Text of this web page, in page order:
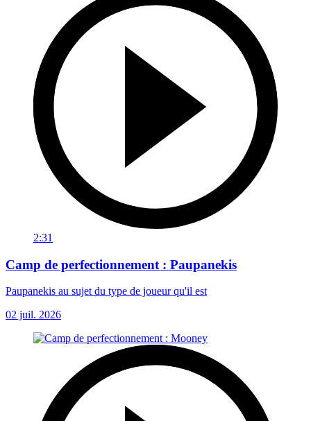
2:31
Camp de perfectionnement : Paupanekis
Paupanekis au sujet du type de joueur qu'il est
02 juil. 2026